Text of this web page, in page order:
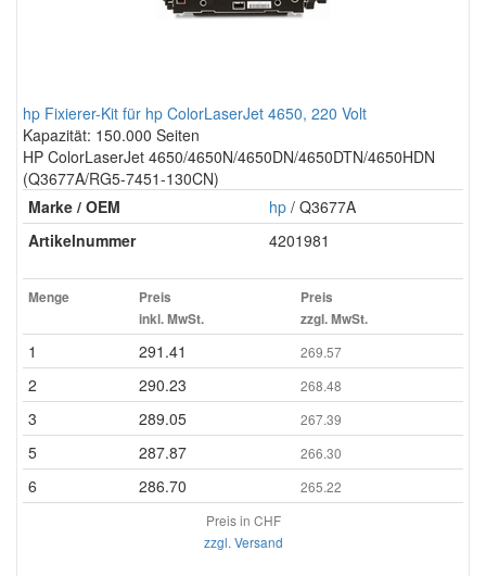
hp Fixierer-Kit für hp ColorLaserJet 4650, 220 Volt
Kapazität: 150.000 Seiten
HP ColorLaserJet 4650/4650N/4650DN/4650DTN/4650HDN
(Q3677A/RG5-7451-130CN)
Marke / OEM
hp / Q3677A
Artikelnummer
4201981
Menge
Preis
inkl. MwSt.
Preis
zzgl. MwSt.
1 291.41 269.57
2 290.23 268.48
3 289.05 267.39
5 287.87 266.30
6 286.70
265.22
Preis in CHF
zzgl. Versand